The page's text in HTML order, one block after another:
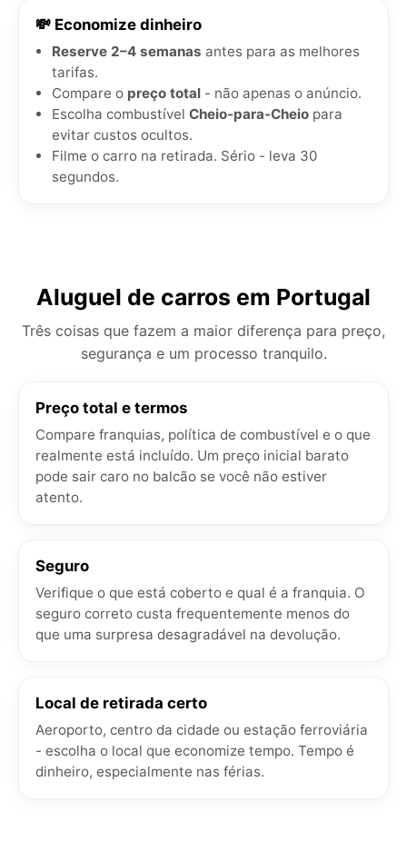
💸 Economize dinheiro
Reserve 2–4 semanas antes para as melhores
tarifas.
Compare o preço total - não apenas o anúncio.
Escolha combustível Cheio-para-Cheio para
evitar custos ocultos.
Filme o carro na retirada. Sério - leva 30
segundos.
Aluguel de carros em Portugal
Três coisas que fazem a maior diferença para preço,
segurança e um processo tranquilo.
Preço total e termos
Compare franquias, política de combustível e o que
realmente está incluído. Um preço inicial barato
pode sair caro no balcão se você não estiver
atento.
Seguro
Verifique o que está coberto e qual é a franquia. O
seguro correto custa frequentemente menos do
que uma surpresa desagradável na devolução.
Local de retirada certo
Aeroporto, centro da cidade ou estação ferroviária
- escolha o local que economize tempo. Tempo é
dinheiro, especialmente nas férias.